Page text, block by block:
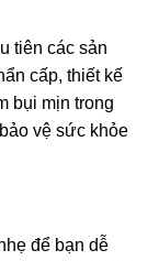
tiên các sản
cấp, thiết kế
bụi mịn trong
vệ sức khỏe
để bạn dễ